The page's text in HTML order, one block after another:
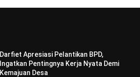
Darfiet Apresiasi Pelantikan BPD,
Ingatkan Pentingnya Kerja Nyata Demi
Kemajuan Desa